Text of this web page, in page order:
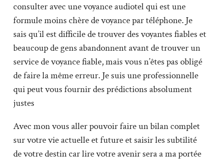
consulter avec une voyance audiotel qui est une
formule moins chère de voyance par téléphone. Je
sais qu’il est difficile de trouver des voyantes fiables et
beaucoup de gens abandonnent avant de trouver un
service de voyance fiable, mais vous n’êtes pas obligé
de faire la même erreur. Je suis une professionnelle
qui peut vous fournir des prédictions absolument
justes
Avec mon vous aller pouvoir faire un bilan complet
sur votre vie actuelle et future et saisir les subtilité
de votre destin car lire votre avenir sera a ma portée